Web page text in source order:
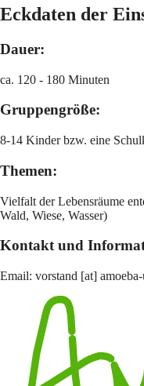
Eckdaten der
Dauer:
ca. 120 - 180 Minuten
Gruppengröße:
8-14 Kinder bzw. eine
Themen:
Vielfalt der Lebensräume
Wald, Wiese, Wasser)
Kontakt und
Email: vorstand [at]